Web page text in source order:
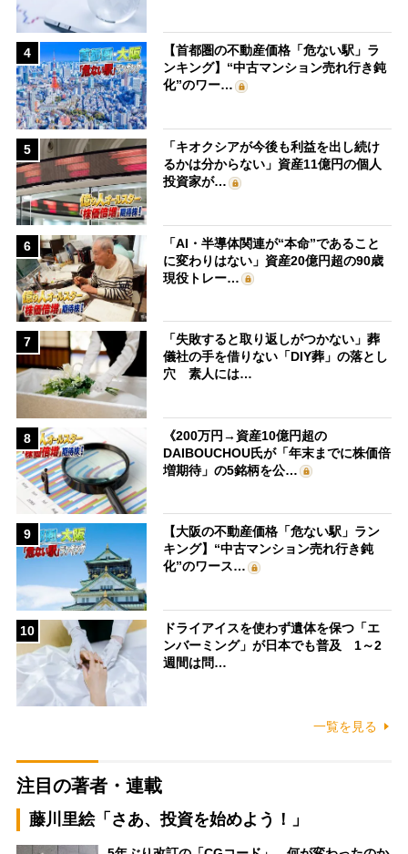
4
【首都圏の不動産価格「危ない駅」ラ
ンキング】“中古マンション売れ行き鈍
化”のワー…
5
「キオクシアが今後も利益を出し続け
るかは分からない」資産11億円の個人
投資家が…
6
「AI・半導体関連が“本命”であること
に変わりはない」資産20億円超の90歳
現役トレー…
7
「失敗すると取り返しがつかない」葬
儀社の手を借りない「DIY葬」の落とし
穴 素人には…
8
《200万円→資産10億円超の
DAIBOUCHOU氏が「年末までに株価倍
増期待」の5銘柄を公…
9
【大阪の不動産価格「危ない駅」ラン
キング】“中古マンション売れ行き鈍
化”のワース…
10
ドライアイスを使わず遺体を保つ「エ
ンバーミング」が日本でも普及 1～2
週間は問…
一覧を見る
注目の著者・連載
藤川里絵「さあ、投資を始めよう！」